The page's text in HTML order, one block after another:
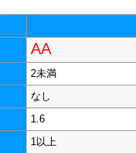
AA
2未満
なし
1.6
1以上